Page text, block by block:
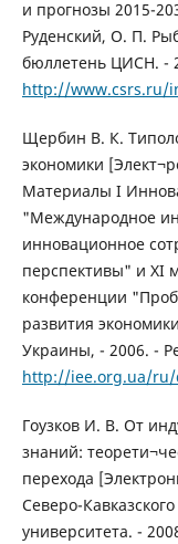
и прогнозы 2015-
Руденский, О. П.
бюллетень ЦИСН. -
http://www.csrs.ru/
Щербин В. К.
экономики
Материалы I
"Международное
инновационное
перспективы" и XI
конференции
развития
Украины, - 2006. -
http://iee.org.ua/
Гоузков И. В. От
знаний:
перехода
Северо-
университета. -